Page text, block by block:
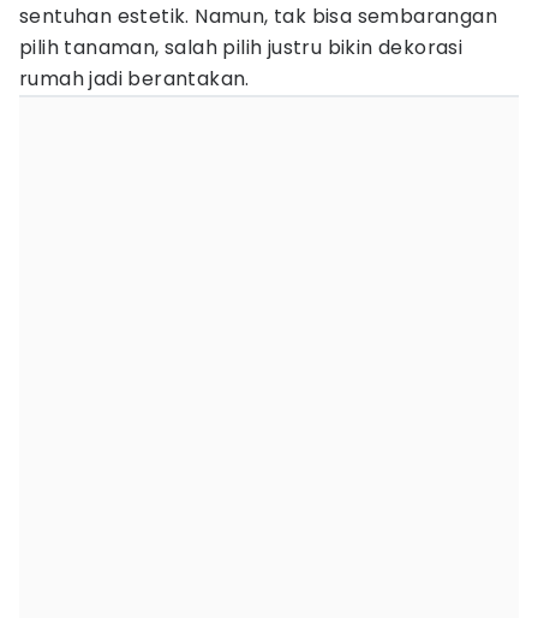
sentuhan estetik. Namun, tak bisa sembarangan
pilih tanaman, salah pilih justru bikin dekorasi
rumah jadi berantakan.